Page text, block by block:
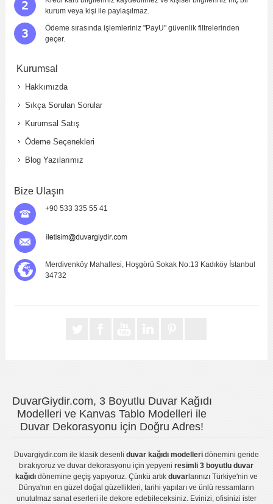
kurum veya kişi ile paylaşılmaz.
Ödeme sırasında işlemleriniz "PayU" güvenlik filtrelerinden
geçer.
Kurumsal
Hakkımızda
Sıkça Sorulan Sorular
Kurumsal Satış
Ödeme Seçenekleri
Blog Yazılarımız
Bize Ulaşın
+90 533 335 55 41
Merdivenköy Mahallesi, Hoşgörü Sokak No:13 Kadıköy İstanbul
34732
DuvarGiydir.com, 3 Boyutlu Duvar Kağıdı
Modelleri ve Kanvas Tablo Modelleri ile
Duvar Dekorasyonu için Doğru Adres!
Duvargiydir.comile klasik desenli duvar kağıdı modelleridönemini geride
bırakıyoruz veduvar dekorasyonu için yepyeniresimli 3 boyutlu duvar
kağıdıdönemine geçiş yapıyoruz. Çünkü artık duvarlarınızı Türkiye'nin ve
Dünya'nın en güzel doğal güzellikleri, tarihi yapıları ve ünlü ressamların
unutulmaz sanat eserleri ile dekore edebileceksiniz. Evinizi, ofisinizi ister